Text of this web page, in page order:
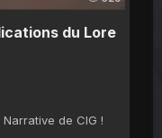
du Lore
de CIG !